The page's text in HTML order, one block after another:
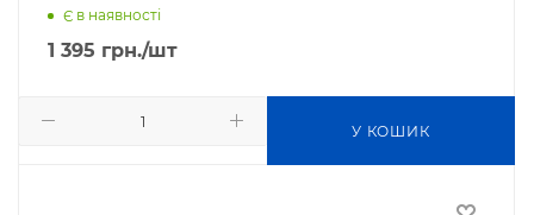
Є в наявності
1 395 грн./шт
У КОШИК